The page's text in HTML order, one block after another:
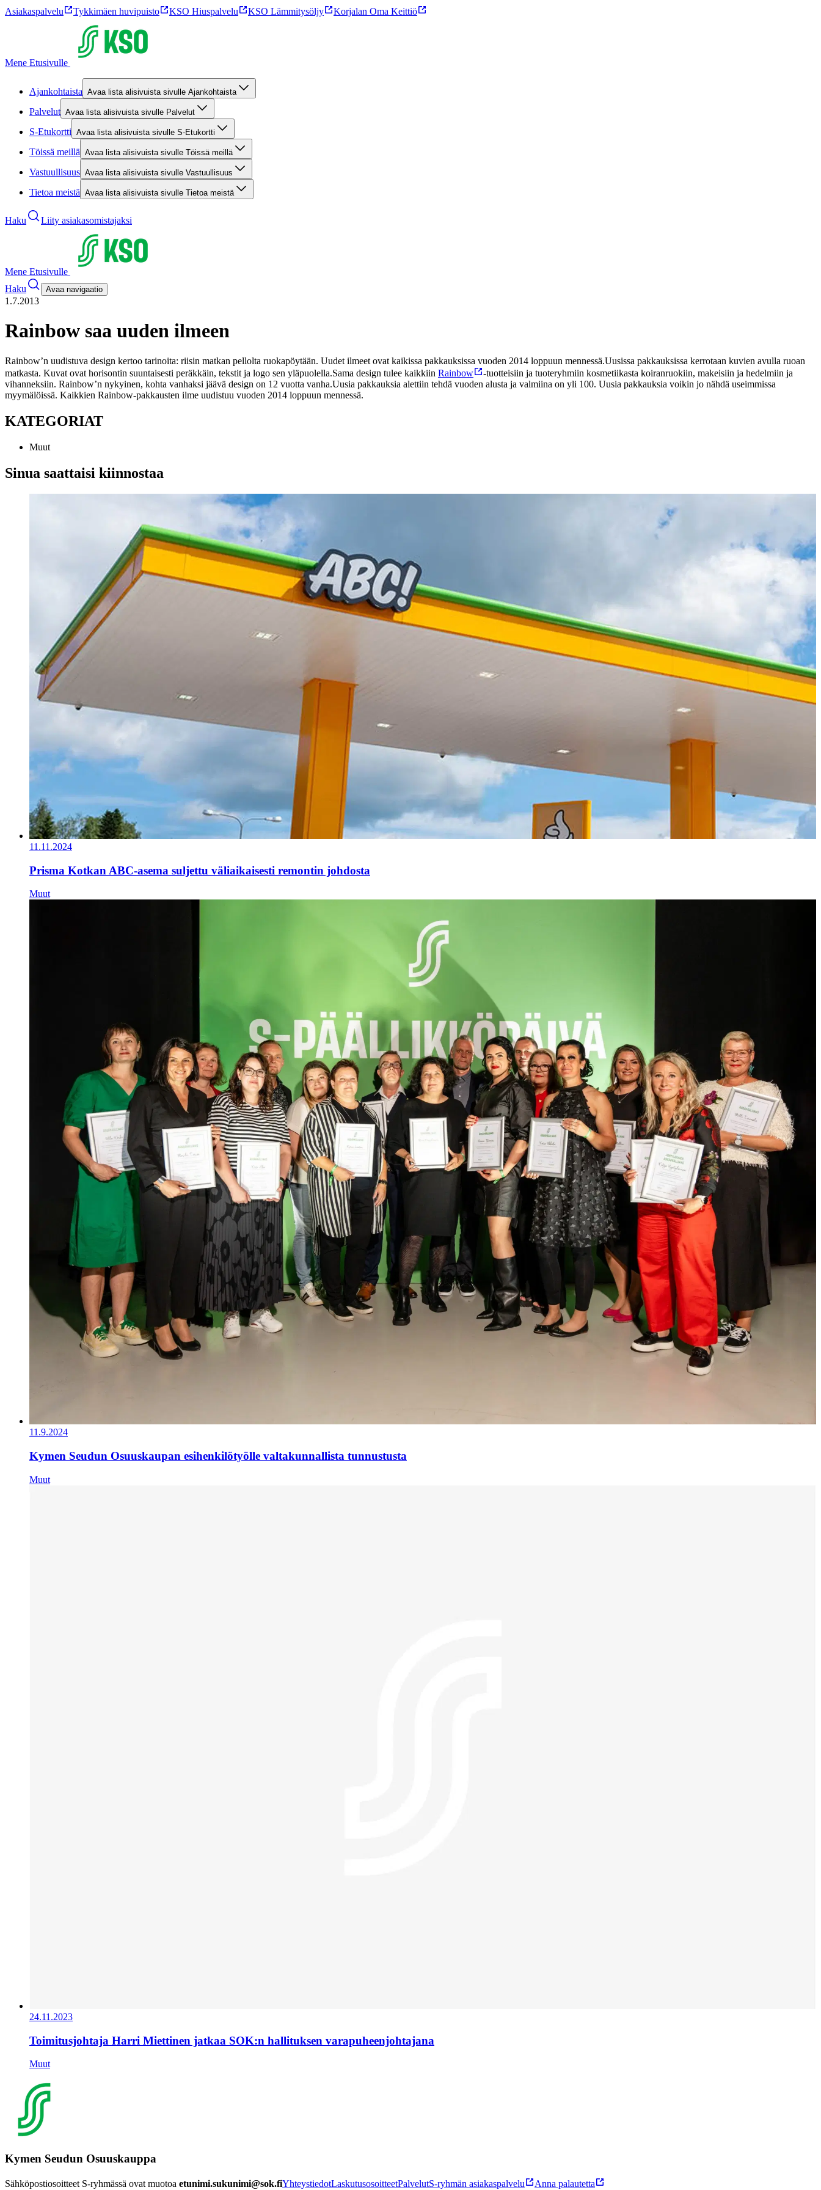
Asiakaspalvelu Tykkimäen huvipuisto KSO Hiuspalvelu KSO Lämmitysöljy Korjalan Oma Keittiö
Mene Etusivulle
Ajankohtaista Avaa lista alisivuista sivulle Ajankohtaista
Palvelut Avaa lista alisivuista sivulle Palvelut
S-Etukortti Avaa lista alisivuista sivulle S-Etukortti
Töissä meillä Avaa lista alisivuista sivulle Töissä meillä
Vastuullisuus Avaa lista alisivuista sivulle Vastuullisuus
Tietoa meistä Avaa lista alisivuista sivulle Tietoa meistä
Haku Liity asiakasomistajaksi
Mene Etusivulle
Haku
Avaa navigaatio
1.7.2013
Rainbow saa uuden ilmeen
Rainbow’n uudistuva design kertoo tarinoita: riisin matkan pellolta ruokapöytään. Uudet ilmeet ovat kaikissa pakkauksissa vuoden 2014 loppuun mennessä.Uusissa pakkauksissa kerrotaan kuvien avulla ruoan
matkasta. Kuvat ovat horisontin suuntaisesti peräkkäin, tekstit ja logo sen yläpuolella.Sama design tulee kaikkiin Rainbow
-tuotteisiin ja tuoteryhmiin kosmetiikasta koiranruokiin, makeisiin ja hedelmiin ja
vihanneksiin. Rainbow’n nykyinen, kohta vanhaksi jäävä design on 12 vuotta vanha.Uusia pakkauksia alettiin tehdä vuoden alusta ja valmiina on yli 100. Uusia pakkauksia voikin jo nähdä useimmissa
myymälöissä. Kaikkien Rainbow-pakkausten ilme uudistuu vuoden 2014 loppuun mennessä.
KATEGORIAT
Muut
Sinua saattaisi kiinnostaa
11.11.2024
Prisma Kotkan ABC-asema suljettu väliaikaisesti remontin johdosta
Muut
11.9.2024
Kymen Seudun Osuuskaupan esihenkilötyölle valtakunnallista tunnustusta
Muut
24.11.2023
Toimitusjohtaja Harri Miettinen jatkaa SOK:n hallituksen varapuheenjohtajana
Muut
Kymen Seudun Osuuskauppa
Sähköpostiosoitteet S-ryhmässä ovat muotoa etunimi.sukunimi@sok.fiYhteystiedotLaskutusosoitteetPalvelutS-ryhmän asiakaspalvelu Anna palautetta